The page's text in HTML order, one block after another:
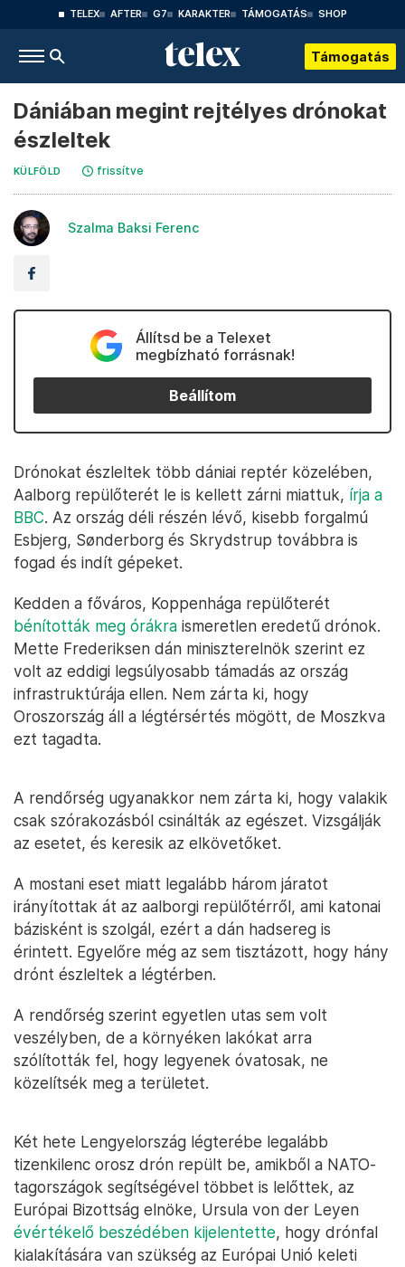
TELEX AFTER G7 KARAKTER TÁMOGATÁS SHOP
Támogatás
Dániában megint rejtélyes drónokat
észleltek
KÜLFÖLD frissítve
Szalma Baksi Ferenc
Állítsd be a Telexet
megbízható forrásnak!
Beállítom
Drónokat észleltek több dániai reptér közelében,
Aalborg repülőterét le is kellett zárni miattuk, írja a
BBC. Az ország déli részén lévő, kisebb forgalmú
Esbjerg, Sønderborg és Skrydstrup továbbra is
fogad és indít gépeket.
Kedden a főváros, Koppenhága repülőterét
bénították meg órákra ismeretlen eredetű drónok.
Mette Frederiksen dán miniszterelnök szerint ez
volt az eddigi legsúlyosabb támadás az ország
infrastruktúrája ellen. Nem zárta ki, hogy
Oroszország áll a légtérsértés mögött, de Moszkva
ezt tagadta.
A rendőrség ugyanakkor nem zárta ki, hogy valakik
csak szórakozásból csinálták az egészet. Vizsgálják
az esetet, és keresik az elkövetőket.
A mostani eset miatt legalább három járatot
irányítottak át az aalborgi repülőtérről, ami katonai
bázisként is szolgál, ezért a dán hadsereg is
érintett. Egyelőre még az sem tisztázott, hogy hány
drónt észleltek a légtérben.
A rendőrség szerint egyetlen utas sem volt
veszélyben, de a környéken lakókat arra
szólították fel, hogy legyenek óvatosak, ne
közelítsék meg a területet.
Két hete Lengyelország légterébe legalább
tizenkilenc orosz drón repült be, amikből a NATO-
tagországok segítségével többet is lelőttek, az
Európai Bizottság elnöke, Ursula von der Leyen
évértékelő beszédében kijelentette, hogy drónfal
kialakítására van szükség az Európai Unió keleti